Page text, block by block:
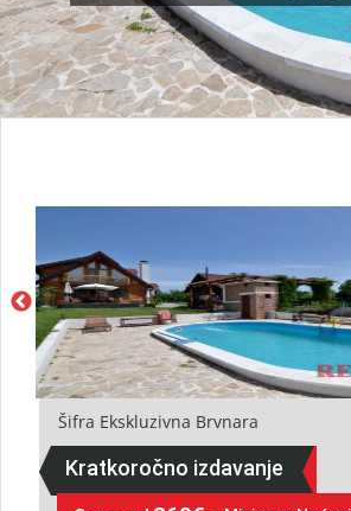
Šifra Ekskluzivna Brvnara
Kratkoročno izdavanje